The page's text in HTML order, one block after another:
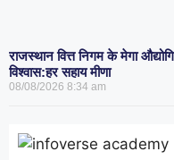
राजस्थान वित्त निगम के मेगा
विश्वास:हर सहाय मीणा
08/08/2026 8:34 am